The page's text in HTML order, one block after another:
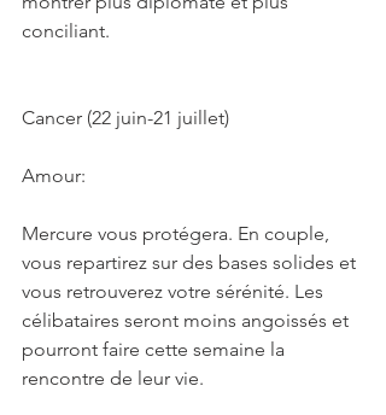
conciliant.
Cancer (22 juin-21 juillet)
Amour:
Mercure vous protégera. En couple,
vous repartirez sur des bases solides et
vous retrouverez votre sérénité. Les
célibataires seront moins angoissés et
pourront faire cette semaine la
rencontre de leur vie.